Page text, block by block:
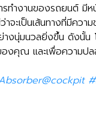
ำงานของรถยนต์ มีห
ะเป็นเส้นทางที่มีควา
งนุ่มนวลยิ่งขึ้น ดังนั้
งคุณ และเพื่อความป